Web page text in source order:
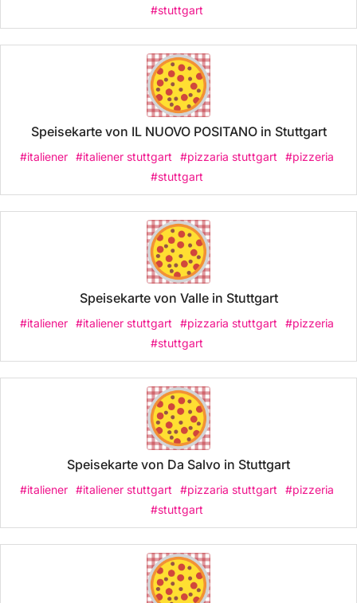
#stuttgart
Speisekarte von IL NUOVO POSITANO in Stuttgart
#italiener #italiener stuttgart #pizzaria stuttgart
#pizzeria
#stuttgart
Speisekarte von Valle in Stuttgart
#italiener #italiener stuttgart #pizzaria stuttgart
#pizzeria
#stuttgart
Speisekarte von Da Salvo in Stuttgart
#italiener #italiener stuttgart #pizzaria stuttgart
#pizzeria
#stuttgart